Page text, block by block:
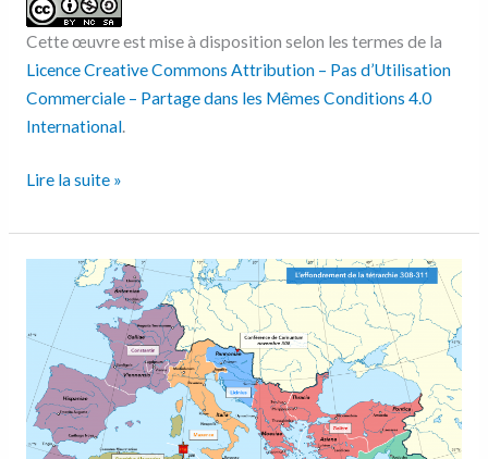
Cette œuvre est mise à disposition selon les termes de la
Licence Creative Commons Attribution – Pas d’Utilisation
Commerciale – Partage dans les Mêmes Conditions 4.0
International.
Lire la suite »
L’effondrement
la
Tétrarchie